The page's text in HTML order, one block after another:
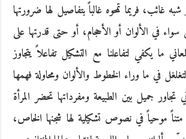
غائب، فريما تمحوه غالباً بتفاصيل لها ضرورتها
سواء في الألوان أو الأحجام، أو حتى قدرتها على
ما يكفي لتفاعلنا مع التشكيل تفاعلاً يتجاوز
في ما وراء الخطوط والألوان ومحاولة فهمها
تجاور جميل بين الطبيعة ومفرداتها تحضر المرأة
موحياً في نصوص تشكيلية لها شجنها الخاص،